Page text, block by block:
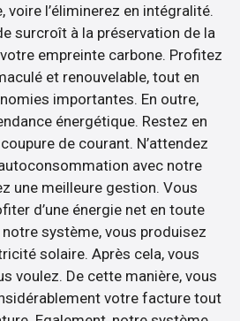
l’éliminerez en intégralité.
surcroît à la préservation de la
empreinte carbone. Profitez
et renouvelable, tout en
importantes. En outre,
énergétique. Restez en
de courant. N’attendez
avec notre
une meilleure gestion. Vous
d’une énergie net en toute
système, vous produisez
solaire. Après cela, vous
voulez. De cette manière, vous
votre facture tout